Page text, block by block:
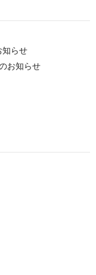
らせ
お知らせ